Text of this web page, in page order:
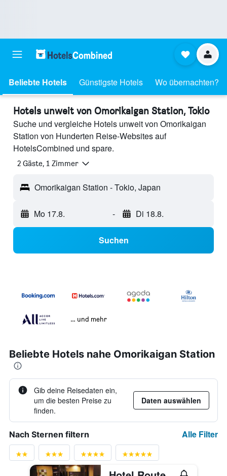
Beliebte Hotels Günstigste Hotels Wo übernachten?
Hotels unweit von Omorikaigan Station, Tokio
Suche und vergleiche Hotels unweit von Omorikaigan
Station von Hunderten Reise-Websites auf
HotelsCombined und spare.
2 Gäste, 1 Zimmer
Omorikaigan Station - Tokio, Japan
Mo 17.8. - Di 18.8.
Suchen
… und mehr
Beliebte Hotels nahe Omorikaigan Station
Gib deine Reisedaten ein,
um die besten Preise zu
finden.
Daten auswählen
Nach Sternen filtern Alle Filter